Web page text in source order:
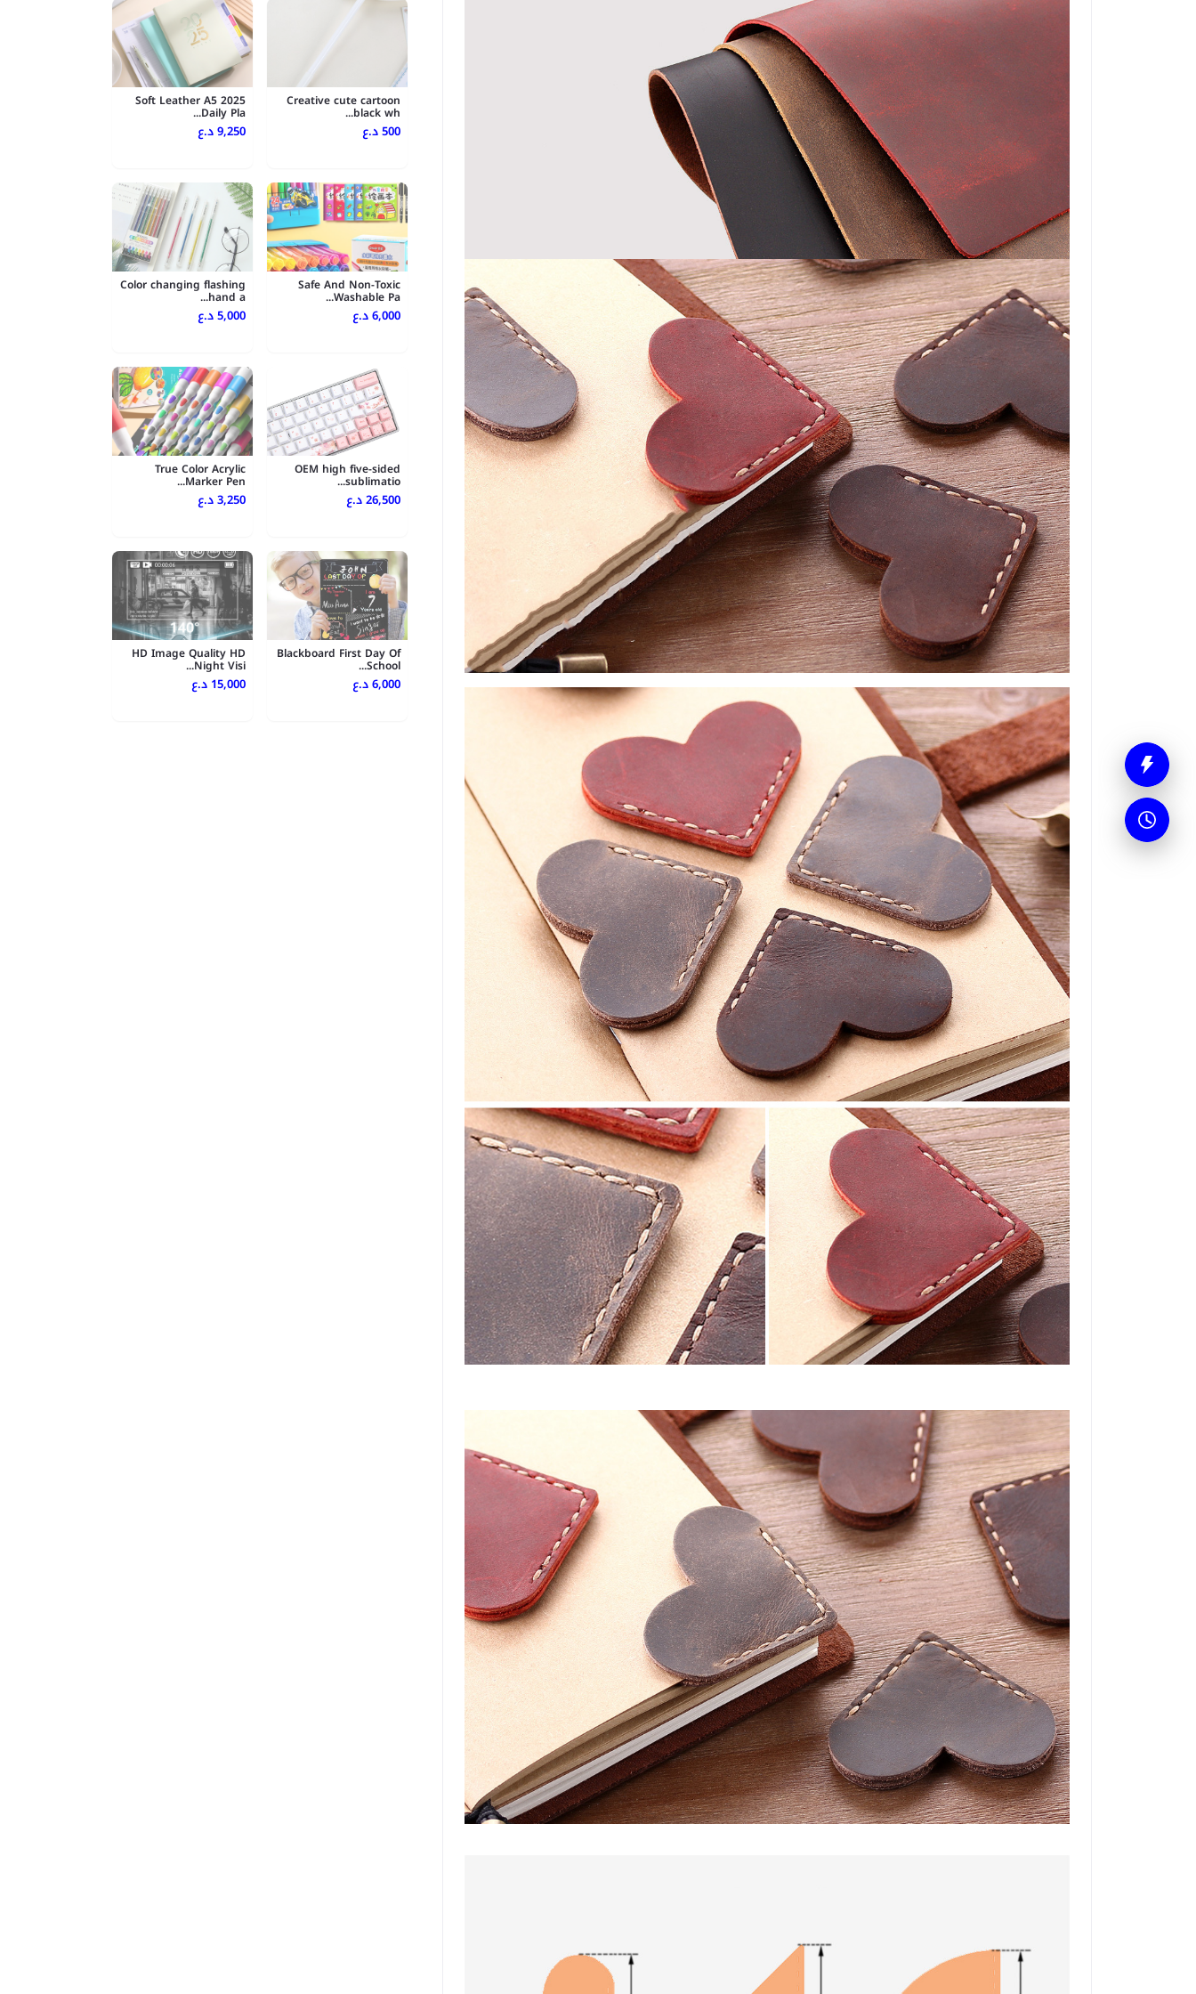
Creative cute cartoon
black wh...
500 د.ع
2025 Soft Leather A5
Daily Pla...
9,250 د.ع
Safe And Non-Toxic
Washable Pa...
6,000 د.ع
Color changing flashing
hand a...
5,000 د.ع
OEM high five-sided
sublimatio...
26,500 د.ع
True Color Acrylic
Marker Pen...
3,250 د.ع
Blackboard First Day Of
School...
6,000 د.ع
HD Image Quality HD
Night Visi...
15,000 د.ع